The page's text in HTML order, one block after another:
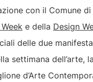
con il Comune
e della Design
delle due
settimana
d’Arte